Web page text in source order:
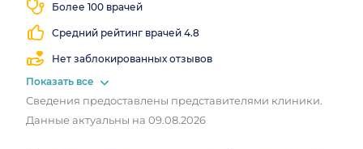
Более 100 врачей
Средний рейтинг врачей 4.8
Нет заблокированных отзывов
Показать все
Сведения предоставлены представителями клиники.
Данные актуальны на 09.08.2026